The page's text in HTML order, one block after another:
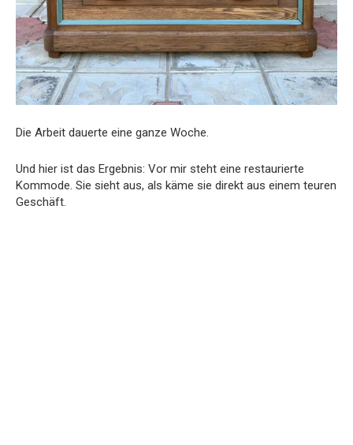
Die Arbeit dauerte eine ganze Woche.
Und hier ist das Ergebnis: Vor mir steht eine restaurierte
Kommode. Sie sieht aus, als käme sie direkt aus einem teuren
Geschäft.